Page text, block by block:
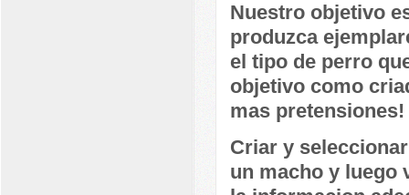
Nuestro objetivo
produzca
el tipo de perro
objetivo como
mas pretensiones!
Criar y
un macho y luego